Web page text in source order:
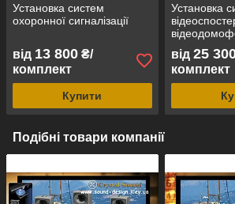
Установка систем
охоронної сигналізації
від 13 800 ₴/
комплект
Купити
Установка
від 25
комплект
Подібні товари компанії